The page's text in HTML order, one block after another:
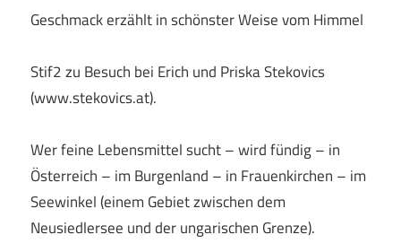
Geschmack erzählt in schönster Weise vom Himmel
Stif2 zu Besuch bei Erich und Priska Stekovics
(www.stekovics.at).
Wer feine Lebensmittel sucht – wird fündig – in
Österreich – im Burgenland – in Frauenkirchen – im
Seewinkel (einem Gebiet zwischen dem
Neusiedlersee und der ungarischen Grenze).